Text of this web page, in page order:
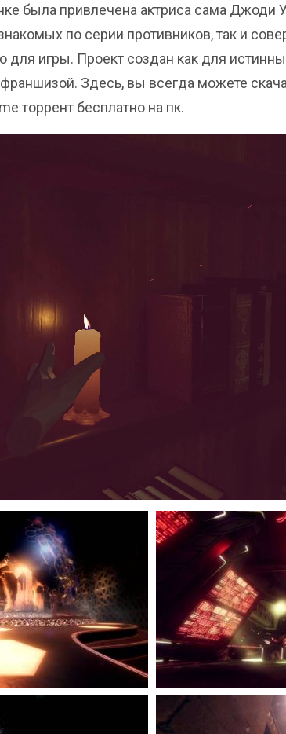
была привлечена актриса сама Джоди
по серии противников, так и
для игры. Проект создан как для
Здесь, вы всегда можете
торрент бесплатно на пк.